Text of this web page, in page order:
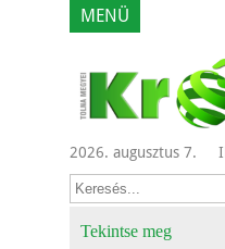
MENÜ
2026. augusztus 7.
Tekintse meg